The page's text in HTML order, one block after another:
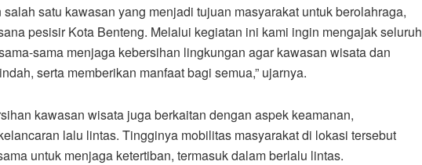
satu kawasan yang menjadi tujuan masyarakat untuk berolahraga,
pesisir Kota Benteng. Melalui kegiatan ini kami ingin mengajak seluruh
sama menjaga kebersihan lingkungan agar kawasan wisata dan
serta memberikan manfaat bagi semua,” ujarnya.
kawasan wisata juga berkaitan dengan aspek keamanan,
lalu lintas. Tingginya mobilitas masyarakat di lokasi tersebut
untuk menjaga ketertiban, termasuk dalam berlalu lintas.